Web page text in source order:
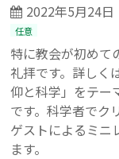
2022年5月24日
任意
特に教会が初めて
礼拝です。詳しく
仰と科学」をテー
です。科学者でク
ゲストによるミニ
ます。